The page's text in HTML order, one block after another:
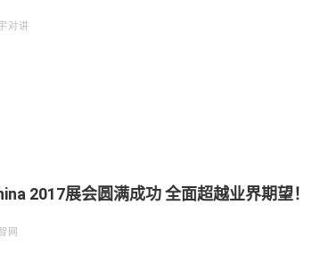
对讲
2017展会圆满成功 全面超越业界期望！
网